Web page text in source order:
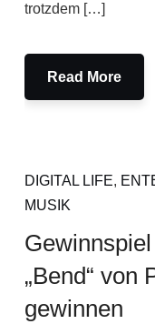
trotzdem […]
Read More
DIGITAL LIFE,
MUSIK
„Bend“ von
gewinnen